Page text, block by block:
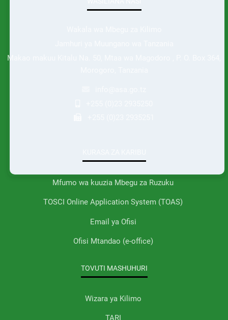
Makao makuu Kitalu Na. 50, Mtaa wa Magodoro , P. O. Box 364,
Mfumo wa kuuzia Mbegu za Ruzuku
TOSCI Online Application System (TOAS)
Email ya Ofisi
Ofisi Mtandao (e-office)
TOVUTI MASHUHURI
Wizara ya Kilimo
TARI